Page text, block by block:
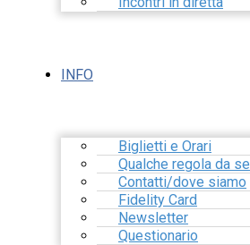
INFO
Biglietti e Orari
Qualche regola da
Contatti/dove siamo
Fidelity Card
Newsletter
Questionario